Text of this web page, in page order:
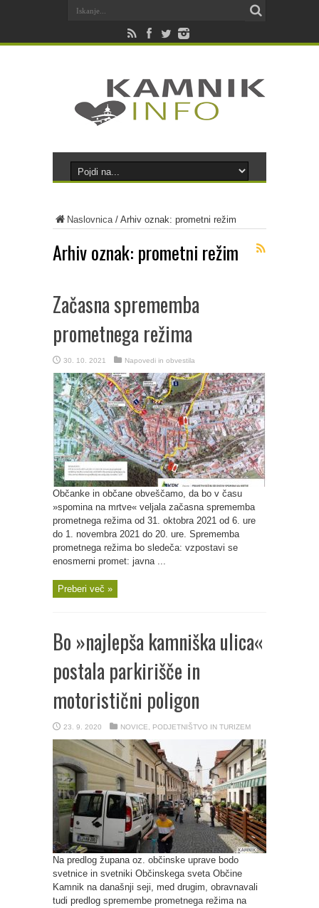
Naslovnica/ Arhiv oznak: prometni režim
Arhiv oznak: prometni režim
Začasna sprememba
prometnega režima
30. 10. 2021 Napovedi in obvestila
Občanke in občane obveščamo, da bo v času
»spomina na mrtve« veljala začasna sprememba
prometnega režima od 31. oktobra 2021 od 6. ure
do 1. novembra 2021 do 20. ure. Sprememba
prometnega režima bo sledeča: vzpostavi se
enosmerni promet: javna ...
Preberi več »
Bo »najlepša kamniška ulica«
postala parkirišče in
motoristični poligon
23. 9. 2020 NOVICE PODJETNIŠTVO IN TURIZEM
Na predlog župana oz. občinske uprave bodo
svetnice in svetniki Občinskega sveta Občine
Kamnik na današnji seji, med drugim, obravnavali
tudi predlog spremembe prometnega režima na